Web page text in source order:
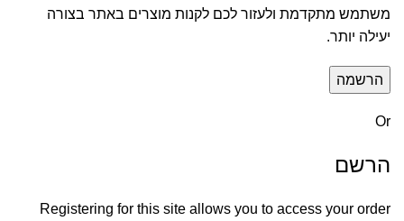
משתמש מתקדמת ולעזור לכם לקנות מוצרים באתר בצורה
יעילה יותר.
הרשמה
Or
הרשם
Registering for this site allows you to access your order